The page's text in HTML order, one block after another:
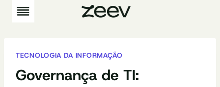
Pular
para
TECNOLOGIA DA INFORMAÇÃO
Governança de TI: